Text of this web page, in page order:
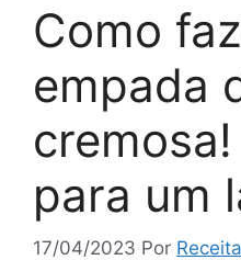
Como
empada
para um
17/04/2023 Por